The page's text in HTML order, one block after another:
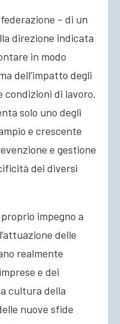
– di un
direzione indicata
in modo
dell’impatto degli
di lavoro.
solo uno degli
e crescente
e gestione
dei diversi
impegno a
delle
realmente
e dei
cultura della
nuove sfide